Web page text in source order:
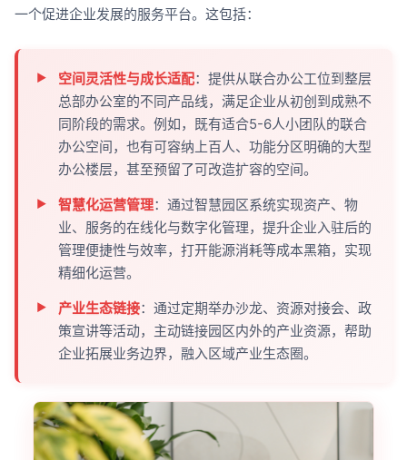
一个促进企业发展的服务平台。这包括：
空间灵活性与成长适配：提供从联合办公工位到整层
总部办公室的不同产品线，满足企业从初创到成熟不
同阶段的需求。例如，既有适合5-6人小团队的联合
办公空间，也有可容纳上百人、功能分区明确的大型
办公楼层，甚至预留了可改造扩容的空间。
智慧化运营管理：通过智慧园区系统实现资产、物
业、服务的在线化与数字化管理，提升企业入驻后的
管理便捷性与效率，打开能源消耗等成本黑箱，实现
精细化运营。
产业生态链接：通过定期举办沙龙、资源对接会、政
策宣讲等活动，主动链接园区内外的产业资源，帮助
企业拓展业务边界，融入区域产业生态圈。